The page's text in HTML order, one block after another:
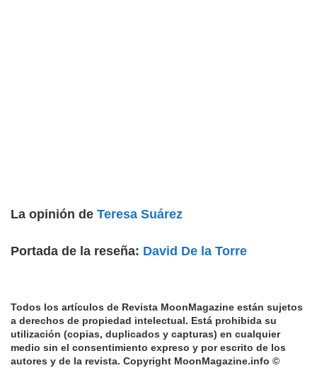
La opinión de Teresa Suárez
Portada de la reseña: David De la Torre
Todos los artículos de Revista MoonMagazine están sujetos
a derechos de propiedad intelectual. Está prohibida su
utilización (copias, duplicados y capturas) en cualquier
medio sin el consentimiento expreso y por escrito de los
autores y de la revista. Copyright MoonMagazine.info ©